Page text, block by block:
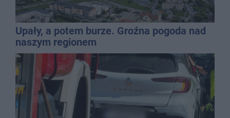
Upały, a potem burze. Groźna pogoda nad
naszym regionem